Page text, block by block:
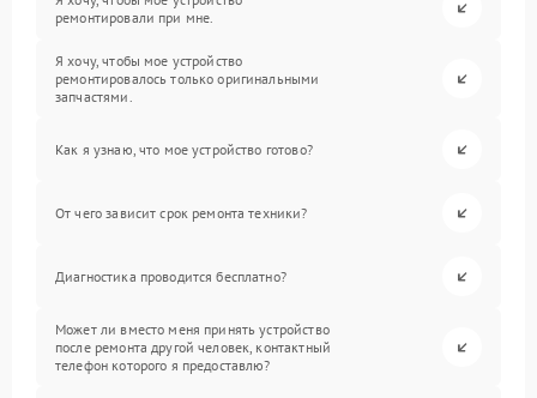
ремонтировали при мне.
Я хочу, чтобы мое устройство
ремонтировалось только оригинальными
запчастями.
Как я узнаю, что мое устройство готово?
От чего зависит срок ремонта техники?
Диагностика проводится бесплатно?
Может ли вместо меня принять устройство
после ремонта другой человек, контактный
телефон которого я предоставлю?